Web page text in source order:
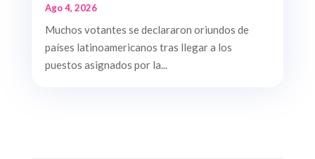
Ago 4, 2026
Muchos votantes se declararon oriundos de
países latinoamericanos tras llegar a los
puestos asignados por la...